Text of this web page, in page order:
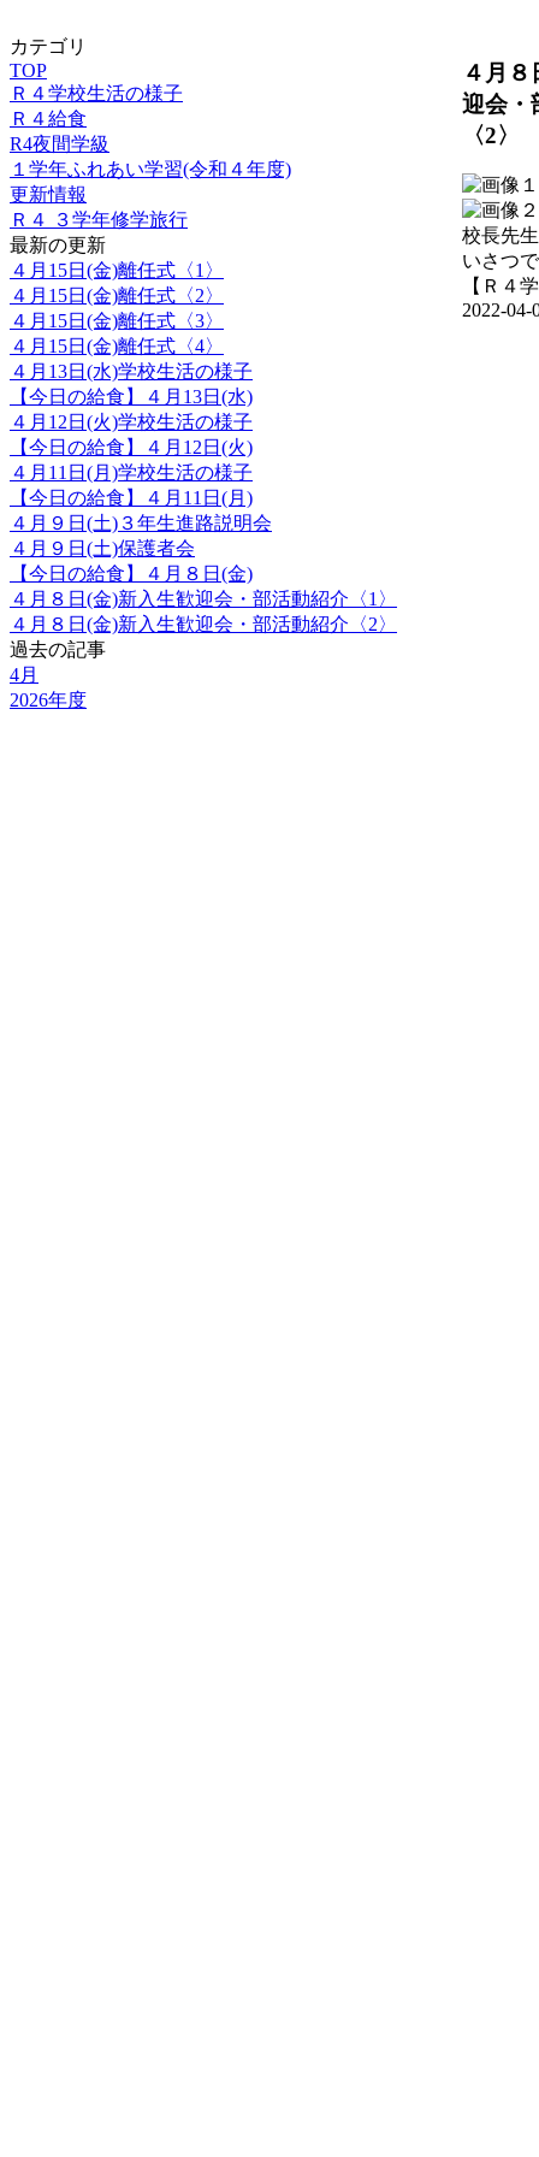
カテゴリ
TOP
Ｒ４学校生活の様子
Ｒ４給食
R4夜間学級
１学年ふれあい学習(令和４年度)
更新情報
Ｒ４ ３学年修学旅行
最新の更新
４月15日(金)離任式〈1〉
４月15日(金)離任式〈2〉
４月15日(金)離任式〈3〉
４月15日(金)離任式〈4〉
４月13日(水)学校生活の様子
【今日の給食】４月13日(水)
４月12日(火)学校生活の様子
【今日の給食】４月12日(火)
４月11日(月)学校生活の様子
【今日の給食】４月11日(月)
４月９日(土)３年生進路説明会
４月９日(土)保護者会
【今日の給食】４月８日(金)
４月８日(金)新入生歓迎会・部活動紹介〈1〉
４月８日(金)新入生歓迎会・部活動紹介〈2〉
過去の記事
4月
2026年度
４月
迎会・
〈2〉
校長先
いさつ
【Ｒ４
2022-04-